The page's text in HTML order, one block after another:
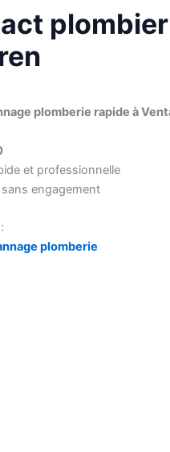
plomberie rapide à
et professionnelle
engagement
plomberie